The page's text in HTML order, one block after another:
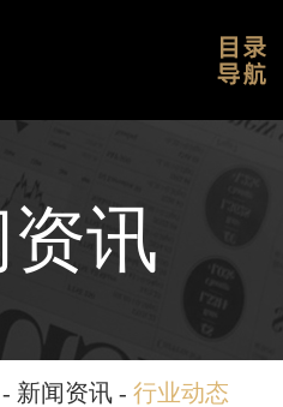
讯
- 新闻资讯- 行业动态